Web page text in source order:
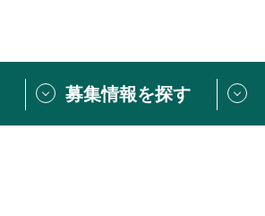
募集情報を探す